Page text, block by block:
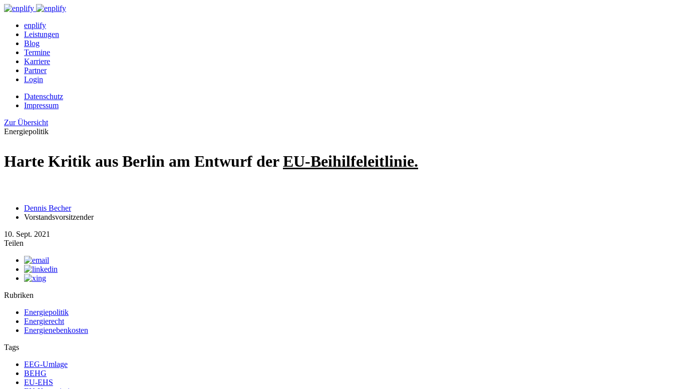
enplify
Leistungen
Blog
Termine
Karriere
Partner
Login
Datenschutz
Impressum
Zur Übersicht
Energiepolitik
Harte Kritik aus Berlin am Entwurf derEU-Beihilfeleitlinie.
Dennis Becher
Vorstandsvorsitzender
10. Sept. 2021
Teilen
Rubriken
Energiepolitik
Energierecht
Energienebenkosten
Tags
EEG-Umlage
BEHG
EU-EHS